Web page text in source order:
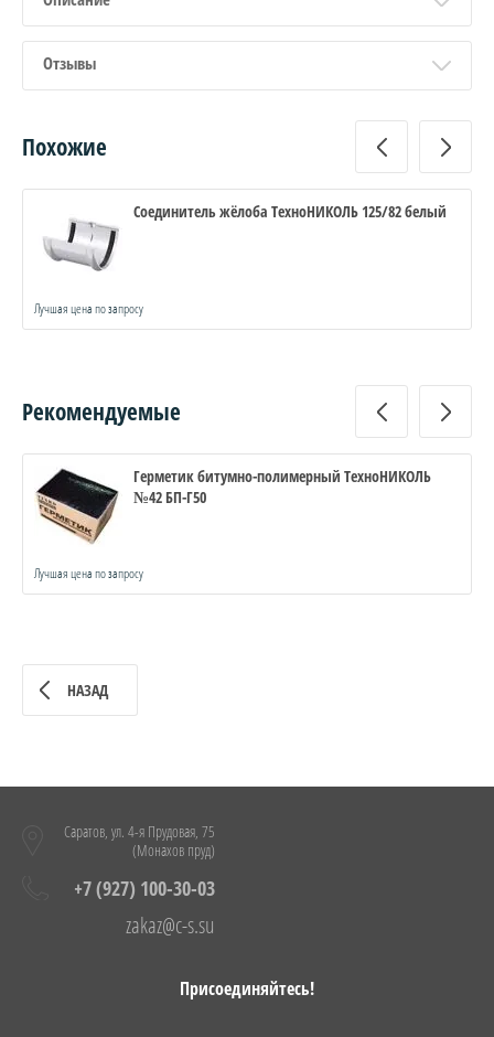
Отзывы
Похожие
Соединитель жёлоба ТехноНИКОЛЬ 125/82 белый
Лучшая цена по запросу
Рекомендуемые
Герметик битумно-полимерный ТехноНИКОЛЬ
№42 БП-Г50
Лучшая цена по запросу
НАЗАД
Саратов, ул. 4-я Прудовая, 75
(Монахов пруд)
+7 (927) 100-30-03
zakaz@c-s.su
Присоединяйтесь!